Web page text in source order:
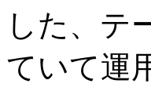
した、テ
ていて運